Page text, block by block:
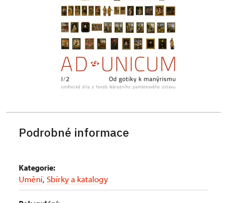
Podrobné informace
Kategorie:
Umění, Sbírky a katalogy